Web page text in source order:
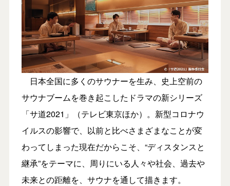
日本全国に多くのサウナーを生み、史上空前の
サウナブームを巻き起こしたドラマの新シリーズ
「サ道2021」（テレビ東京ほか）。新型コロナウ
イルスの影響で、以前と比べさまざまなことが変
わってしまった現在だからこそ、“ディスタンスと
継承”をテーマに、周りにいる人々や社会、過去や
未来との距離を、サウナを通して描きます。